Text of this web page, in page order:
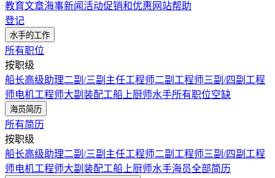
教育文章海事新闻活动促销和优惠 网站帮助
登记
水手的工作
所有职位
按职级
船长高级助理二副/三副 主任工程师二副工程师三副/四副工程
师电机工程师大副 装配工船上厨师水手所有职位空缺
海员简历
所有简历
按职级
船长高级助理二副/三副 主任工程师二副工程师三副/四副工程
师电机工程师大副 装配工船上厨师水手海员全部简历